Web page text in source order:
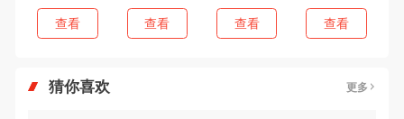
查看 查看 查看 查看
猜你喜欢 更多